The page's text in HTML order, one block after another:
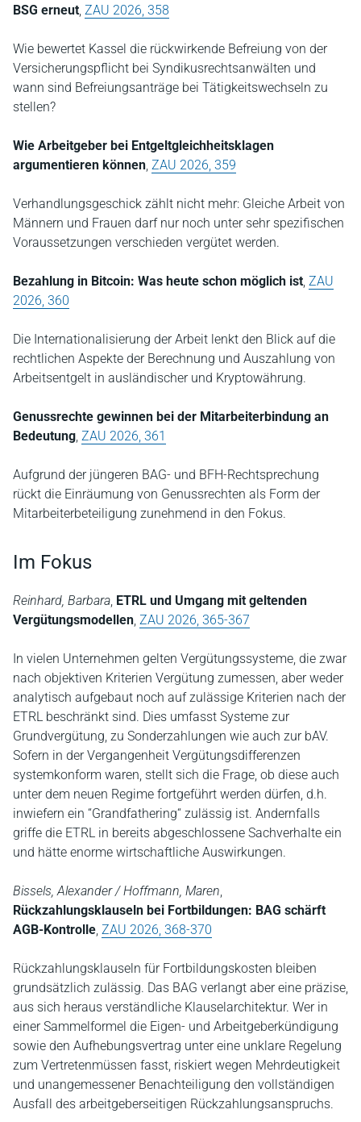
BSG erneut, ZAU 2026, 358
Wie bewertet Kassel die rückwirkende Befreiung von der
Versicherungspflicht bei Syndikusrechtsanwälten und
wann sind Befreiungsanträge bei Tätigkeitswechseln zu
stellen?
Wie Arbeitgeber bei Entgeltgleichheitsklagen
argumentieren können, ZAU 2026, 359
Verhandlungsgeschick zählt nicht mehr: Gleiche Arbeit von
Männern und Frauen darf nur noch unter sehr spezifischen
Voraussetzungen verschieden vergütet werden.
Bezahlung in Bitcoin: Was heute schon möglich ist, ZAU
2026, 360
Die Internationalisierung der Arbeit lenkt den Blick auf die
rechtlichen Aspekte der Berechnung und Auszahlung von
Arbeitsentgelt in ausländischer und Kryptowährung.
Genussrechte gewinnen bei der Mitarbeiterbindung an
Bedeutung, ZAU 2026, 361
Aufgrund der jüngeren BAG- und BFH-Rechtsprechung
rückt die Einräumung von Genussrechten als Form der
Mitarbeiterbeteiligung zunehmend in den Fokus.
Im Fokus
Reinhard, Barbara, ETRL und Umgang mit geltenden
Vergütungsmodellen, ZAU 2026, 365-367
In vielen Unternehmen gelten Vergütungssysteme, die zwar
nach objektiven Kriterien Vergütung zumessen, aber weder
analytisch aufgebaut noch auf zulässige Kriterien nach der
ETRL beschränkt sind. Dies umfasst Systeme zur
Grundvergütung, zu Sonderzahlungen wie auch zur bAV.
Sofern in der Vergangenheit Vergütungsdifferenzen
systemkonform waren, stellt sich die Frage, ob diese auch
unter dem neuen Regime fortgeführt werden dürfen, d.h.
inwiefern ein “Grandfathering“ zulässig ist. Andernfalls
griffe die ETRL in bereits abgeschlossene Sachverhalte ein
und hätte enorme wirtschaftliche Auswirkungen.
Bissels, Alexander / Hoffmann, Maren,
Rückzahlungsklauseln bei Fortbildungen: BAG schärft
AGB-Kontrolle, ZAU 2026, 368-370
Rückzahlungsklauseln für Fortbildungskosten bleiben
grundsätzlich zulässig. Das BAG verlangt aber eine präzise,
aus sich heraus verständliche Klauselarchitektur. Wer in
einer Sammelformel die Eigen- und Arbeitgeberkündigung
sowie den Aufhebungsvertrag unter eine unklare Regelung
zum Vertretenmüssen fasst, riskiert wegen Mehrdeutigkeit
und unangemessener Benachteiligung den vollständigen
Ausfall des arbeitgeberseitigen Rückzahlungsanspruchs.